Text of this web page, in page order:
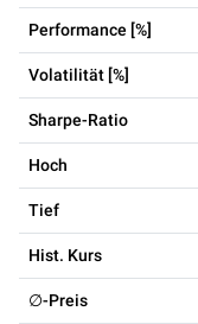
Performance [%]
Volatilität [%]
Sharpe-Ratio
Hoch
Tief
Hist. Kurs
∅-Preis